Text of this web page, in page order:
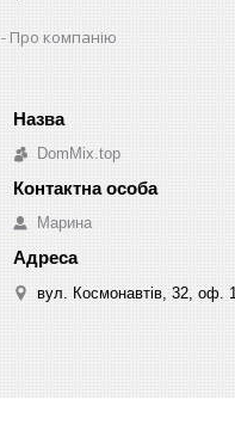
Про компанію
DomMix.top
Марина
вул. Космонавтів, 32, оф.